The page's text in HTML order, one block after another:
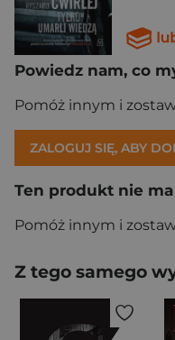
Powiedz nam, co
Pomóż innym i
ZALOGUJ SIĘ, ABY
Ten produkt nie
Pomóż innym i
Z tego samego